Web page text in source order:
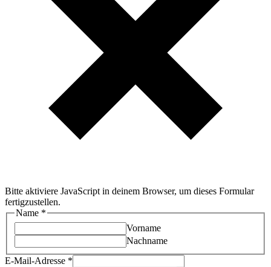
Bitte aktiviere JavaScript in deinem Browser, um dieses Formular
fertigzustellen.
Beschreibung
Mail-
Adresse
Telefonnummer
Name *
Vorname
Nachname
E-Mail-Adresse *